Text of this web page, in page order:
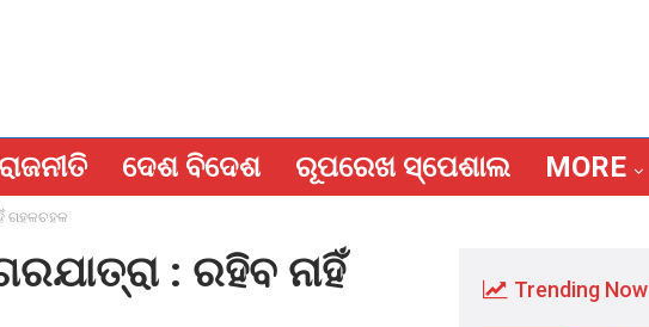
ରାଜନୀତି ଦେଶ ବିଦେଶ ରୂପରେଖ ସ୍ପେଶାଲ MORE
ଗହଳଚହଳ
: ରହିବ ନାହିଁ
Trending Now